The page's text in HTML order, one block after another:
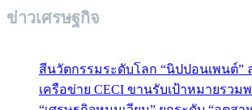
ข่าวเศรษฐกิจ
สีนวัตกรรมระดับโลก “นิปปอนเพนต์”
เครือข่าย CECI ขานรับเป้าหมายรวม